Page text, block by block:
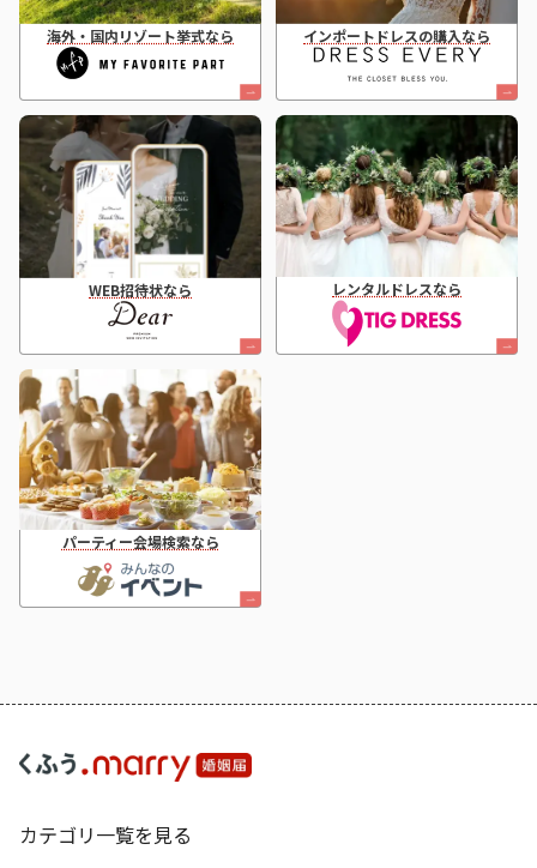
海外・国内リゾート挙式なら インポートドレスの購入なら
WEB招待状なら レンタルドレスなら
パーティー会場検索なら
カテゴリ一覧を見る